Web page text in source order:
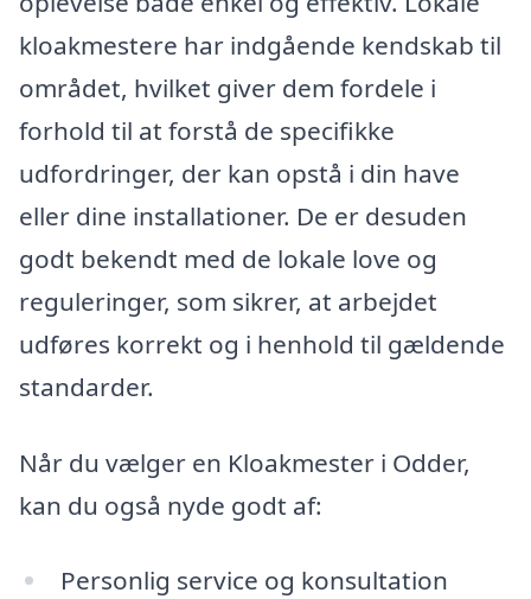
kloakmestere har indgående kendskab til
området, hvilket giver dem fordele i
forhold til at forstå de specifikke
udfordringer, der kan opstå i din have
eller dine installationer. De er desuden
godt bekendt med de lokale love og
reguleringer, som sikrer, at arbejdet
udføres korrekt og i henhold til gældende
standarder.
Når du vælger en Kloakmester i Odder,
kan du også nyde godt af:
Personlig service og konsultation